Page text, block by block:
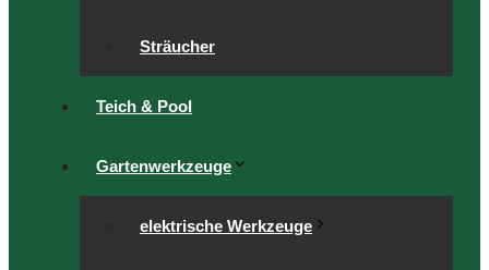
Sträucher
Teich & Pool
Gartenwerkzeuge
elektrische Werkzeuge